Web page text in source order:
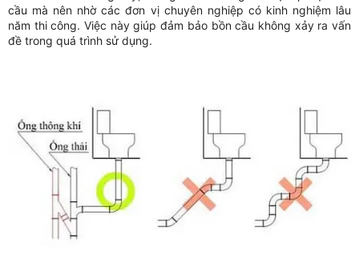
cầu mà nên nhờ các đơn vị chuyên nghiệp có kinh nghiệm lâu
năm thi công. Việc này giúp đảm bảo bồn cầu không xảy ra vấn
đề trong quá trình sử dụng.